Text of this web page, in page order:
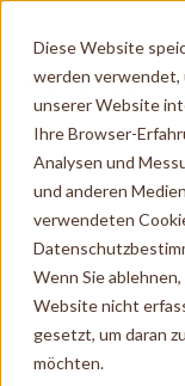
Diese Website
werden verwendet,
unserer Website
Ihre Browser-
Analysen und
und anderen
verwendeten
Wenn Sie
Website nicht
gesetzt, um daran
möchten.